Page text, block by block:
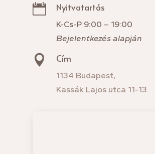
 Nyitvatartás
K-Cs-P 9:00 – 19:00
Bejelentkezés alapján
 Cím
1134 Budapest,
Kassák Lajos utca 11-13.